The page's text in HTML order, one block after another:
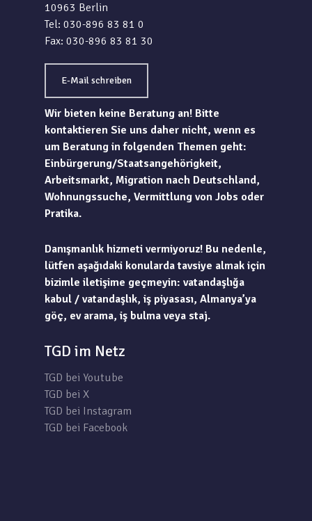
10963 Berlin
Tel: 030-896 83 81 0
Fax: 030-896 83 81 30
E-Mail schreiben
Wir bieten keine Beratung an! Bitte
kontaktieren Sie uns daher nicht, wenn es
um Beratung in folgenden Themen geht:
Einbürgerung/Staatsangehörigkeit,
Arbeitsmarkt, Migration nach Deutschland,
Wohnungssuche, Vermittlung von Jobs oder
Pratika.
Danışmanlık hizmeti vermiyoruz! Bu nedenle,
lütfen aşağıdaki konularda tavsiye almak için
bizimle iletişime geçmeyin: vatandaşlığa
kabul / vatandaşlık, iş piyasası, Almanya’ya
göç, ev arama, iş bulma veya staj.
TGD im Netz
TGD bei Youtube
TGD bei X
TGD bei Instagram
TGD bei Facebook